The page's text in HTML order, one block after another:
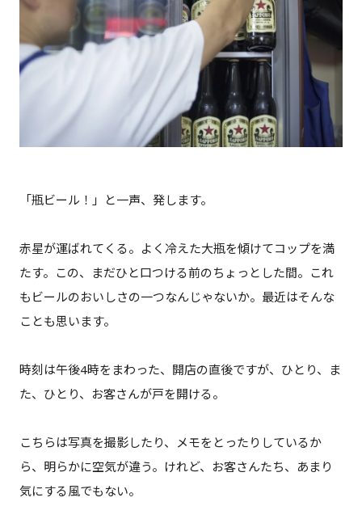
「瓶ビール！」と一声、発します。
赤星が運ばれてくる。よく冷えた大瓶を傾けてコップを満
たす。この、まだひと口つける前のちょっとした間。これ
もビールのおいしさの一つなんじゃないか。最近はそんな
ことも思います。
時刻は午後4時をまわった、開店の直後ですが、ひとり、ま
た、ひとり、お客さんが戸を開ける。
こちらは写真を撮影したり、メモをとったりしているか
ら、明らかに空気が違う。けれど、お客さんたち、あまり
気にする風でもない。